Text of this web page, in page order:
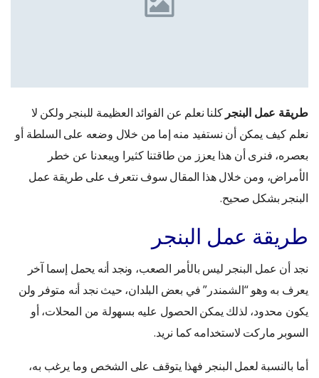
طريقة عمل البنجر كلنا نعلم عن الفوائد العظيمة للبنجر ولكن لا
نعلم كيف يمكن أن نستفيد منه إما من خلال وضعه على السلطة أو
بعصره، فنرى أن هذا يعزز من طاقتنا كثيرا ويبعدنا عن خطر
الأمراض، ومن خلال هذا المقال سوف نتعرف على طريقة عمل
البنجر بشكل صحيح.
طريقة عمل البنجر
نجد أن عمل البنجر ليس بالأمر الصعب، ونجد أنه يحمل إسما آخر
يعرف به وهو “الشمندر” في بعض البلدان، حيث نجد أنه متوفر ولن
يكون محدود، لذلك يمكن الحصول عليه بسهولة من المحلات، أو
السوبر ماركت لاستخدامه كما نريد.
أما بالنسبة لعمل البنجر فهذا يتوقف على الشخص وما يرغب به،